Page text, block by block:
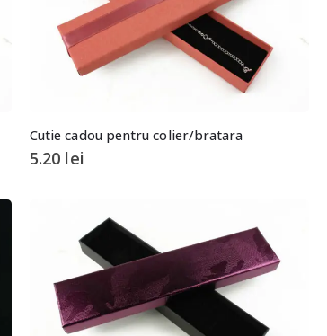
Cutie cadou pentru colier/bratara
5.20 lei